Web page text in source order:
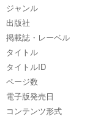
ジャンル
出版社
掲載誌・レーベル
タイトル
タイトルID
ページ数
電子版発売日
コンテンツ形式